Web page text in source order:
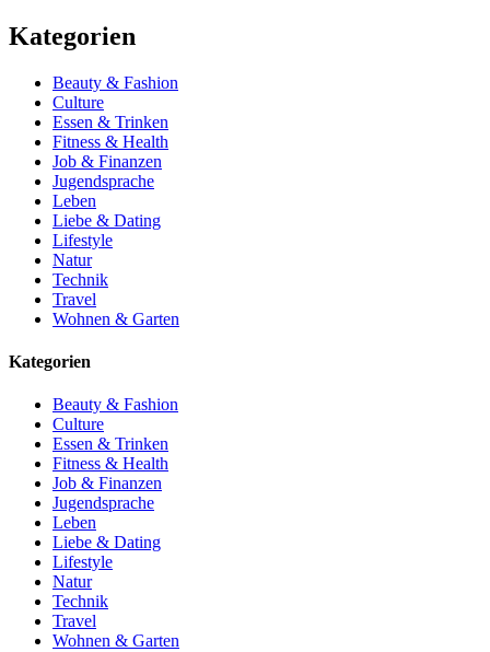
Kategorien
Beauty & Fashion
Culture
Essen & Trinken
Fitness & Health
Job & Finanzen
Jugendsprache
Leben
Liebe & Dating
Lifestyle
Natur
Technik
Travel
Wohnen & Garten
Kategorien
Beauty & Fashion
Culture
Essen & Trinken
Fitness & Health
Job & Finanzen
Jugendsprache
Leben
Liebe & Dating
Lifestyle
Natur
Technik
Travel
Wohnen & Garten